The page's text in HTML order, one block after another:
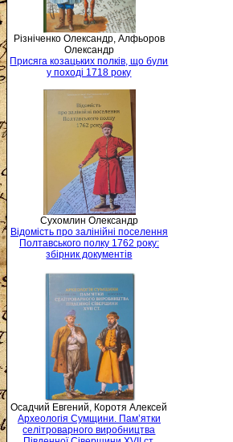
Різніченко Олександр, Алфьоров
Олександр
Присяга козацьких полків, що були
у поході 1718 року
Сухомлин Олександр
Відомість про залінійні поселення
Полтавського полку 1762 року:
збірник документів
Осадчий Евгений, Коротя Алексей
Археологія Сумщини. Пам’ятки
селітроварного виробництва